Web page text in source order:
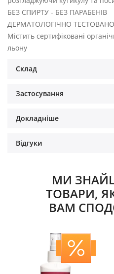
БЕЗ СПИРТУ - БЕЗ ПАРАБЕНІВ
ДЕРМАТОЛОГІЧНО ТЕСТОВАНО
Містить сертифіковані
льону
Склад
Застосування
Докладніше
Відгуки
МИ
ТОВАРИ,
ВАМ